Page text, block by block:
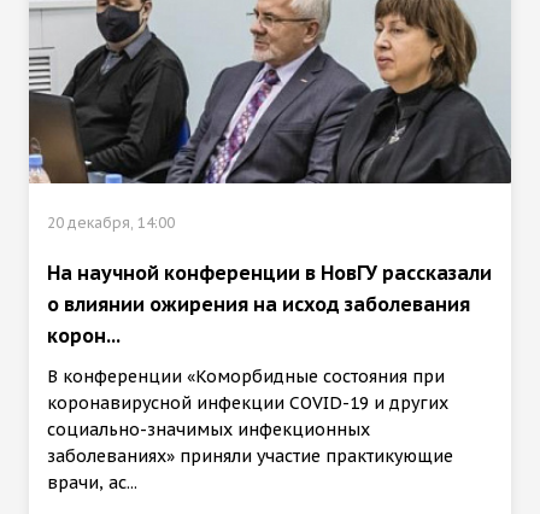
20 декабря, 14:00
На научной конференции в НовГУ рассказали
о влиянии ожирения на исход заболевания
корон...
В конференции «Коморбидные состояния при
коронавирусной инфекции COVID-19 и других
социально-значимых инфекционных
заболеваниях» приняли участие практикующие
врачи, ас...